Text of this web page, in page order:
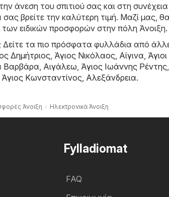
άνεση του σπιτιού σας και στη συνέχεια
βρείτε την καλύτερη τιμή. Μαζί μας,
των ειδικών προσφορών στην πόλη Άνοιξη.
Δείτε τα πιο πρόσφατα φυλλάδια από
Δημήτριος Άγιος Νικόλαος Αίγινα Άγιοι
Βαρβάρα Αιγάλεω Άγιος Ιωάννης Ρέντης
Άγιος Κωνσταντίνος Αλεξάνδρεια.
Άνοιξη Hλεκτρονικά Άνοιξη
Fylladiomat
FAQ